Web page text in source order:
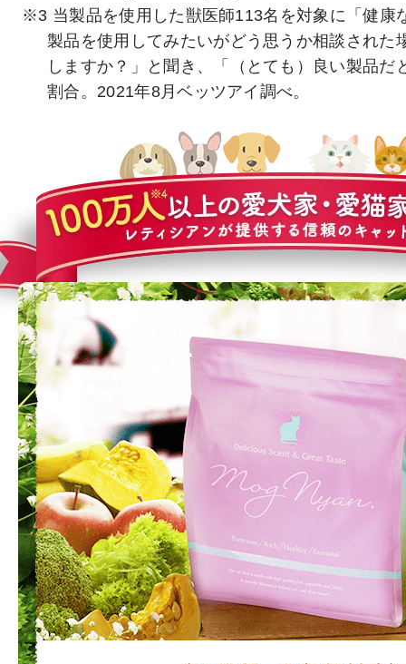
※3 当製品を使用した獣医師113名を対象に「健康
製品を使用してみたいがどう思うか相談された
しますか？」と聞き、「（とても）良い製品だ
割合。2021年8月ベッツアイ調べ。